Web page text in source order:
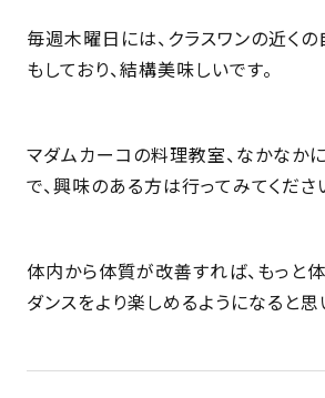
毎週木曜日には、クラスワンの近く
もしており、結構美味しいです。
マダムカーコの料理教室、なかなか
で、興味のある方は行ってみてくだ
体内から体質が改善すれば、もっと
ダンスをより楽しめるようになると思